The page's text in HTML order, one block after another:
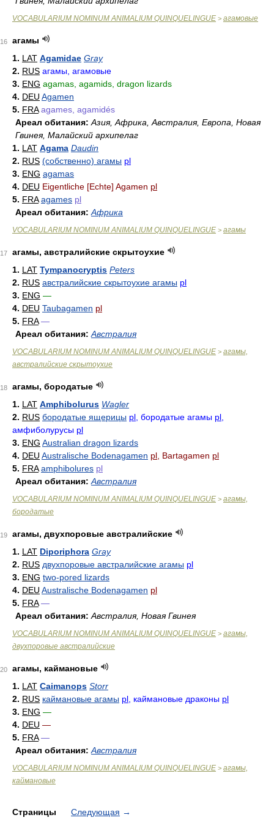
VOCABULARIUM NOMINUM ANIMALIUM QUINQUELINGUE > агамовые
16
агамы
1. LAT Agamidae Gray
2. RUS агамы, агамовые
3. ENG agamas, agamids, dragon lizards
4. DEU Agamen
5. FRA agames, agamidés
Ареал обитания: Азия, Африка, Австралия, Европа, Новая
Гвинея, Малайский архипелаг
1. LAT Agama Daudin
2. RUS (собственно) агамы pl
3. ENG agamas
4. DEU Eigentliche [Echte] Agamen pl
5. FRA agames pl
Ареал обитания: Африка
VOCABULARIUM NOMINUM ANIMALIUM QUINQUELINGUE > агамы
17
агамы, австралийские скрытоухие
1. LAT Tympanocryptis Peters
2. RUS австралийские скрытоухие агамы pl
3. ENG —
4. DEU Taubagamen pl
5. FRA —
Ареал обитания: Австралия
VOCABULARIUM NOMINUM ANIMALIUM QUINQUELINGUE > агамы,
австралийские скрытоухие
18
агамы, бородатые
1. LAT Amphibolurus Wagler
2. RUS бородатые ящерицы pl , бородатые агамы pl
амфиболурусы pl
3. ENG Australian dragon lizards
4. DEU Australische Bodenagamen pl , Bartagamen pl
5. FRA amphibolures pl
Ареал обитания: Австралия
VOCABULARIUM NOMINUM ANIMALIUM QUINQUELINGUE > агамы,
бородатые
19
агамы, двухпоровые австралийские
1. LAT Diporiphora Gray
2. RUS двухпоровые австралийские агамы pl
3. ENG two-pored lizards
4. DEU Australische Bodenagamen pl
5. FRA —
Ареал обитания: Австралия, Новая Гвинея
VOCABULARIUM NOMINUM ANIMALIUM QUINQUELINGUE > агамы,
двухпоровые австралийские
20
агамы, каймановые
1. LAT Caimanops Storr
2. RUS каймановые агамы pl , каймановые драконы pl
3. ENG —
4. DEU —
5. FRA —
Ареал обитания: Австралия
VOCABULARIUM NOMINUM ANIMALIUM QUINQUELINGUE > агамы,
каймановые
Страницы Следующая →